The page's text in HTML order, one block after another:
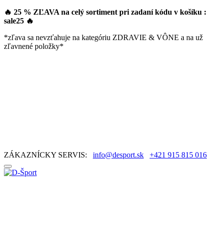
🔥 25 % ZĽAVA na celý sortiment pri zadaní kódu v košíku :
sale25 🔥
*zľava sa nevzťahuje na kategóriu ZDRAVIE & VÔNE a na už
zľavnené položky*
ZÁKAZNÍCKY SERVIS: info@desport.sk +421 915 815 016